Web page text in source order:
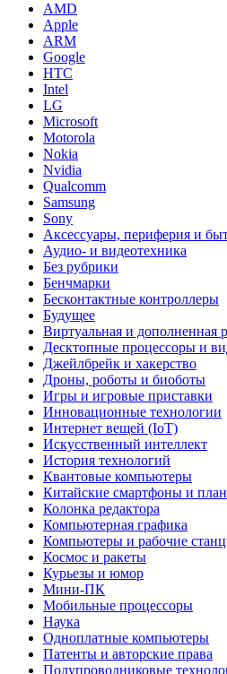
AMD
Apple
ARM
Google
HTC
Intel
LG
Microsoft
Motorola
Nokia
Nvidia
Qualcomm
Samsung
Sony
Аксессуары, периферия и
Аудио- и видеотехника
Без рубрики
Бенчмарки
Бесконтактные контроллеры
Будущее
Виртуальная и дополненная
Десктопные процессоры и
Джейлбрейк и хакерство
Дроны, роботы и биоботы
Игры и игровые приставки
Инновационные технологии
Интернет вещей (IoT)
Искусственный интеллект
История технологий
Квантовые компьютеры
Китайские смартфоны и
Колонка редактора
Компьютерная графика
Компьютеры и рабочие
Космос и ракеты
Курьезы и юмор
Мини-ПК
Мобильные процессоры
Наука
Одноплатные компьютеры
Патенты и авторские права
Полупроводниковые